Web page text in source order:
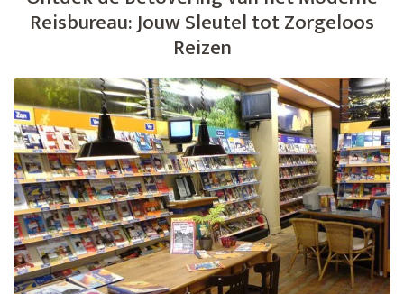
Reisbureau: Jouw Sleutel tot Zorgeloos
Reizen